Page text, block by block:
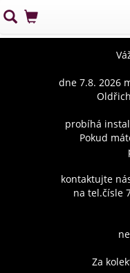
dne 7.8. 2026
probíhá
Pokud
kontaktujte
na tel.čísle
Za